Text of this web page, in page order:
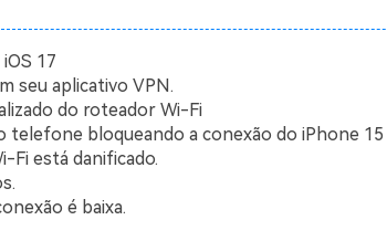
17
seu aplicativo VPN.
do roteador Wi-Fi
telefone bloqueando a conexão do iPhone 15
Fi está danificado.
é baixa.